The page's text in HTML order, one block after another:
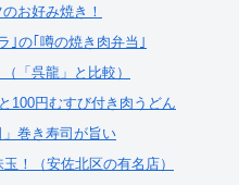
お好み焼き！
｣の｢噂の焼き肉弁当｣
「呉龍」と比較）
100円むすび付き肉うどん
巻き寿司が旨い
！（安佐北区の有名店）